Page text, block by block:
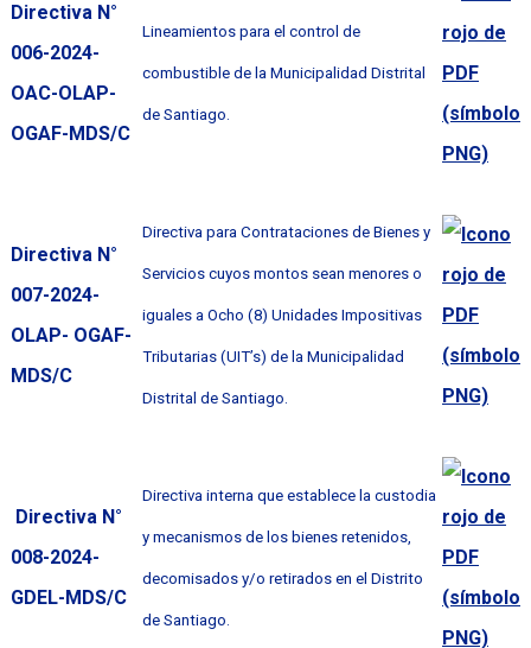
Directiva N°
006-2024-
OAC-OLAP-
OGAF-MDS/C
Lineamientos para el control de
combustible de la Municipalidad Distrital
de Santiago.
Directiva N°
007-2024-
OLAP- OGAF-
MDS/C
Directiva para Contrataciones de Bienes y
Servicios cuyos montos sean menores o
iguales a Ocho (8) Unidades Impositivas
Tributarias (UIT’s) de la Municipalidad
Distrital de Santiago.
Directiva N°
008-2024-
GDEL-MDS/C
Directiva interna que establece la custodia
y mecanismos de los bienes retenidos,
decomisados y/o retirados en el Distrito
de Santiago.